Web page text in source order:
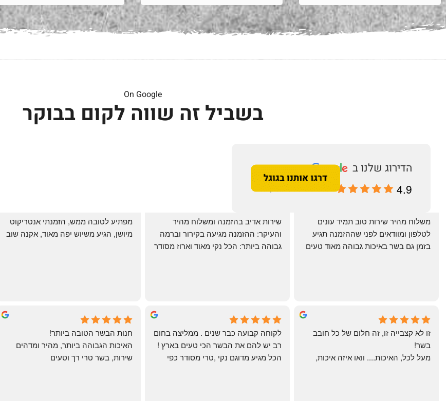
On Google
בשביל זה שווה לקום בבוקר
4.9
May Azulay
a month ago
michal gottfried
4 months ago
שי
4 months ago
מיושן, הגיע משיוש יפה מאוד, אקנה שוב
בשר!
חנות הבשר הטובה ביותר!
האיכות הגבוהה ביותר, מהיר ומדהים
שירות, בשר טרי רך וטעים